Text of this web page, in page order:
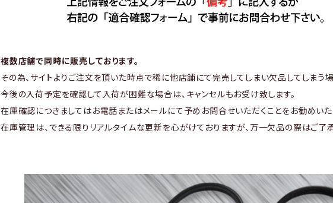
複数店舗で同時に販売しております。
その為、サイトよりご注文を頂いた時点で稀に他店舗にて完売してしまい欠品してしまう場
今後の入荷予定を確認して入荷が困難な場合は、キャンセルもお受け致します。
在庫確認につきましてはお電話またはメールにて予めお問合せいただくことをお勧めいた
在庫管理は、できる限りリアルタイムな更新を心がけておりますが、万一欠品の際はご了